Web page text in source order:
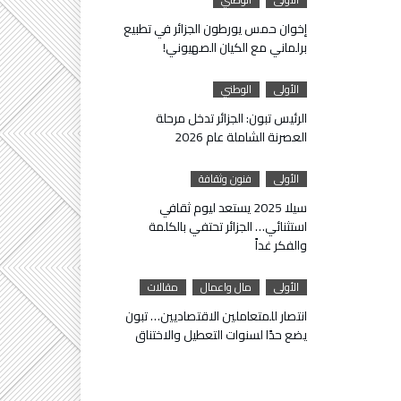
إخوان حمس يورطون الجزائر في تطبيع
برلماني مع الكيان الصهيوني!
الأولى الوطني
الرئيس تبون: الجزائر تدخل مرحلة
العصرنة الشاملة عام 2026
الأولى فنون وثقافة
سيلا 2025 يستعد ليوم ثقافي
استثنائي… الجزائر تحتفي بالكلمة
والفكر غداً
الأولى مال واعمال مقالات
انتصار للمتعاملين الاقتصاديين… تبون
يضع حدًا لسنوات التعطيل والاختناق